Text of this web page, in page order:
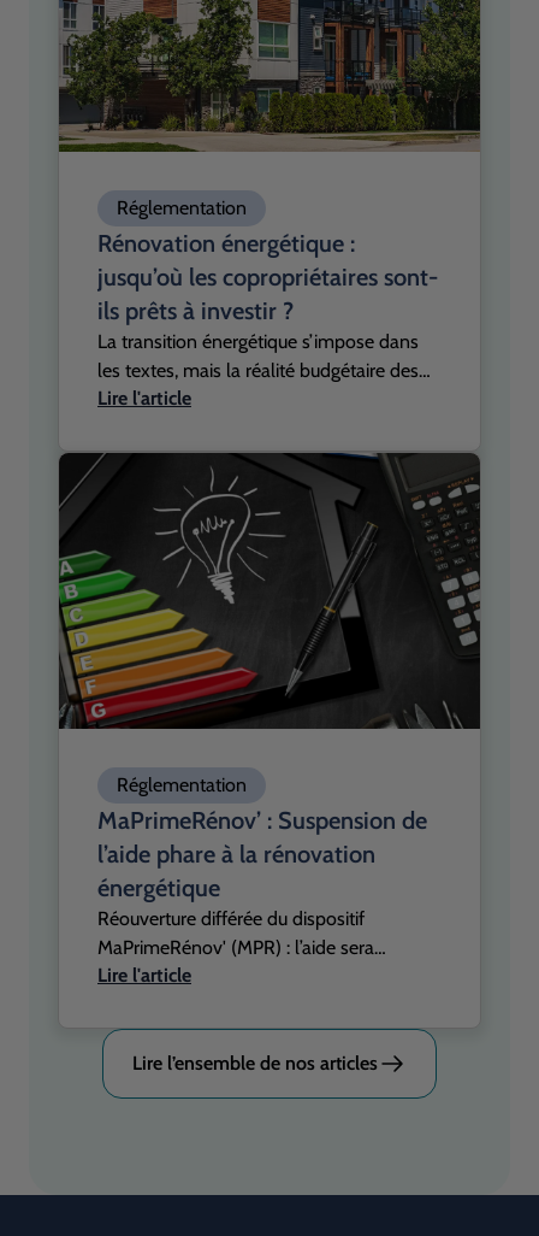
Réglementation
Rénovation énergétique :
jusqu’où les copropriétaires sont-
ils prêts à investir ?
La transition énergétique s’impose dans
les textes, mais la réalité budgétaire des
copropriétaires reste sous forte contrainte.
se durcissent et que la pression sur les
logements énergivores s’intensifie, les
derniers baromètres du secteur révèlent
un écart de plus en plus visible entre la
prise de conscience et la capacité réelle
d’investissement.
Lire l'article
Réglementation
MaPrimeRénov’ : Suspension de
l’aide phare à la rénovation
énergétique
Réouverture différée du dispositif
MaPrimeRénov' (MPR) : l’aide sera
suspendue au 1
d’arrêt confirmé par Vincent Jeanbrun,
ministre du Logement, qui s’est exprimé
sur France 3 ce dimanche 21 décembre.
Lire l'article
Lire l’ensemble de nos articles